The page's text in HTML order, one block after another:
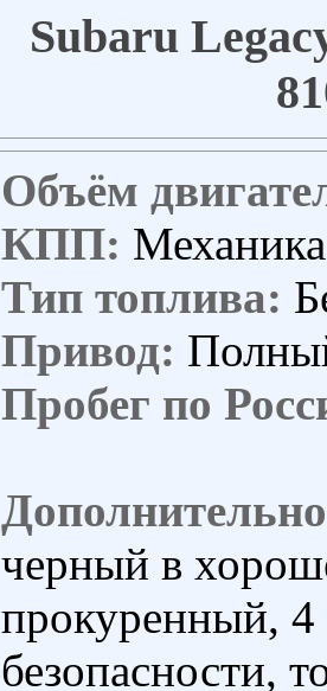
Subaru
Объём
КПП: Механика
Тип топлива:
Привод:
Пробег по
черный в
прокуренный,
безопасности,